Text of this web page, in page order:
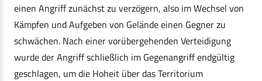
einen Angriff zunächst zu verzögern, also im Wechsel von
Kämpfen und Aufgeben von Gelände einen Gegner zu
schwächen. Nach einer vorübergehenden Verteidigung
wurde der Angriff schließlich im Gegenangriff endgültig
geschlagen, um die Hoheit über das Territorium